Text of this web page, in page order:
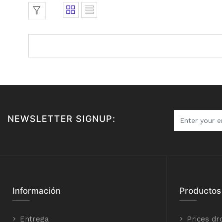
NEWSLETTER SIGNUP:
Información
Entrega
Productos
Prices